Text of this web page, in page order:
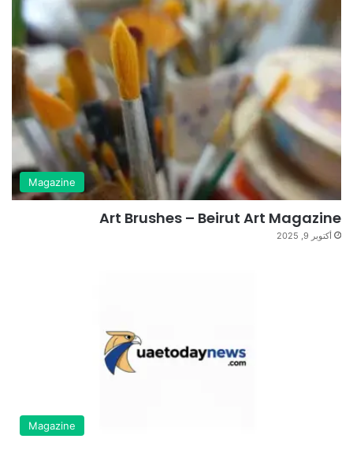
Magazine
Art Brushes – Beirut Art Magazine
أكتوبر 9, 2025
Magazine